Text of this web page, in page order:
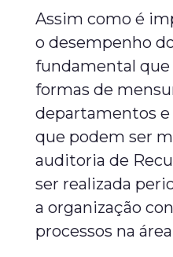
Assim como é
o desempenho
fundamental que
formas de
departamentos
que podem ser
auditoria de
ser realizada
a organização
processos na